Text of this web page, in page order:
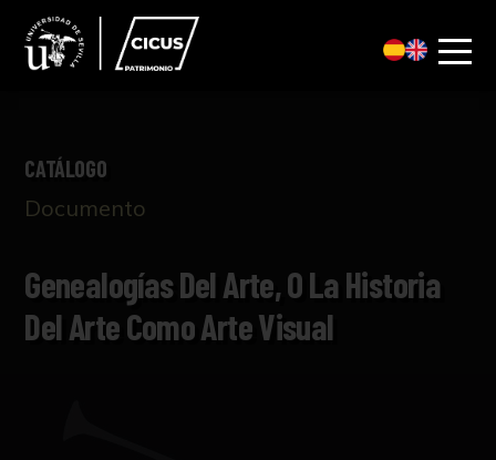
CATÁLOGO
Documento
Genealogías Del Arte, O La Historia
Del Arte Como Arte Visual